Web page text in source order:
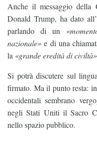
Anche il messaggio della
Donald Trump, ha dato
parlando di un
nazionale» e di una
la «grande eredità di civiltà»
Si potrà discutere sul
firmato. Ma il punto resta:
occidentali sembrano
negli Stati Uniti il Sacro
nello spazio pubblico.